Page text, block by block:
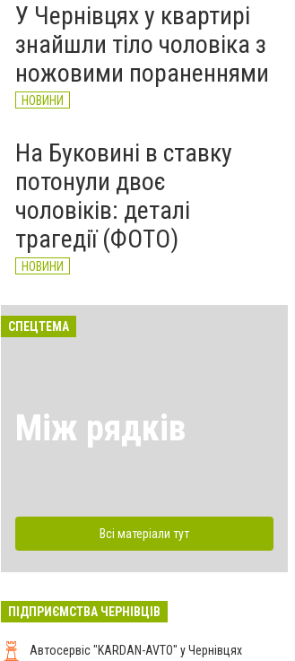
У Чернівцях у квартирі
знайшли тіло чоловіка з
ножовими пораненнями
НОВИНИ
На Буковині в ставку
потонули двоє
чоловіків: деталі
трагедії (ФОТО)
НОВИНИ
СПЕЦТЕМА
Між рядків
Всі матеріали тут
ПІДПРИЄМСТВА ЧЕРНІВЦІВ
Автосервіс "KARDAN-AVTO" у Чернівцях